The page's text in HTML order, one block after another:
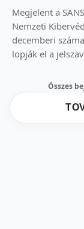
Megjelent a
Nemzeti
decemberi
lopják el a
Összes